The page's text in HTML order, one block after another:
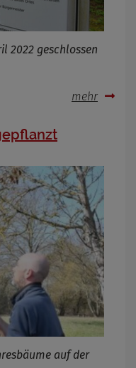
2022 geschlossen
mehr
auf der